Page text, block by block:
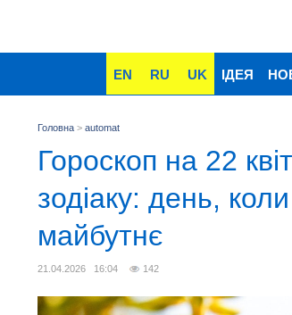
EN RU UK ІДЕЯ
Головна > automat
Гороскоп на 22
зодіаку: день,
майбутнє
21.04.2026 16:04 142